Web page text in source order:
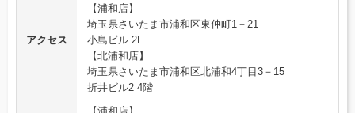
アクセス
【浦和店】
埼玉県さいたま市浦和区東仲町1－21
小島ビル 2F
【北浦和店】
埼玉県さいたま市浦和区北浦和4丁目3－15
折井ビル2 4階